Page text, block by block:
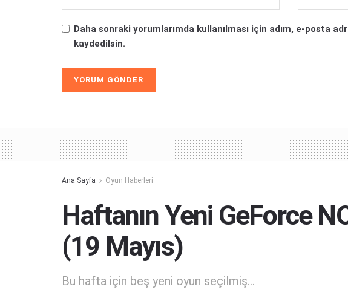
Daha sonraki yorumlarımda kullanılması için adım, e-posta
kaydedilsin.
Ana Sayfa Oyun Haberleri
Haftanın Yeni GeForce
(19 Mayıs)
Bu hafta için beş yeni oyun seçilmiş...